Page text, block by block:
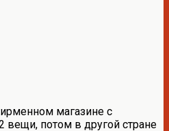
магазине с
вещи, потом в другой стране